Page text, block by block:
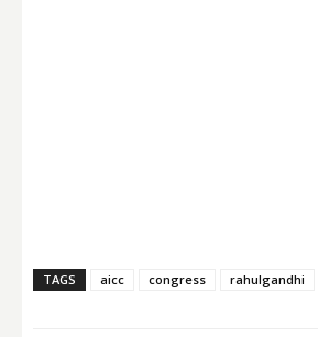
TAGS aicc congress rahulgandhi